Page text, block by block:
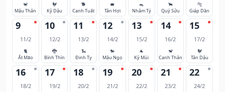
🐒
Mậu Thân
🐓
Kỷ Dậu
🐕
Canh Tuất
🐖
Tân Hợi
🐀
Nhâm Tý
🐂
Quý Sửu
🐅
Giáp Dần
9
11/2
🐈
Ất Mão
10
12/2
🐉
Bính Thìn
11
13/2
🐍
Đinh Tỵ
12
14/2
🐎
Mậu Ngọ
13
15/2
🐐
Kỷ Mùi
14
16/2
🐒
Canh Thân
15
17/2
🐓
Tân Dậu
16
18/2
17
19/2
18
20/2
19
21/2
20
22/2
21
23/2
22
24/2